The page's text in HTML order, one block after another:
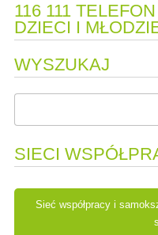
116 111
DZIECI I
WYSZUKAJ
SIECI
Sieć współpracy i